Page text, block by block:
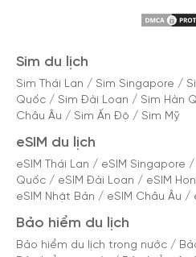
Sim du lịch
Sim Thái Lan / Sim Singapore /
Quốc / Sim Đài Loan / Sim Hàn
Châu Âu / Sim Ấn Độ / Sim Mỹ
eSIM du lịch
eSIM Thái Lan / eSIM Singapore /
Quốc / eSIM Đài Loan / eSIM
eSIM Nhật Bản / eSIM Châu Âu /
Bảo hiểm du lịch
Bảo hiểm du lịch trong nước /